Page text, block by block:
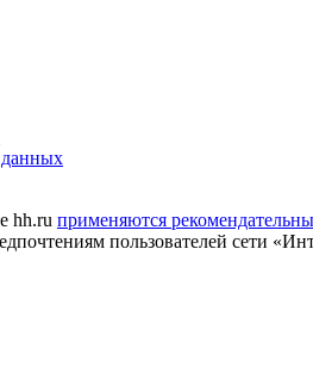
hh.ru применяются
пользователей сети